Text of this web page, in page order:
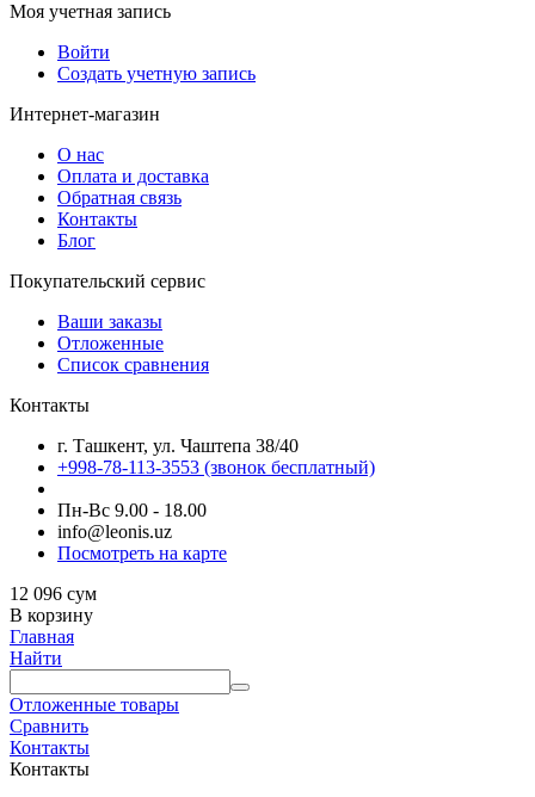
Моя учетная запись
Войти
Создать учетную запись
Интернет-магазин
О нас
Оплата и доставка
Обратная связь
Контакты
Блог
Покупательский сервис
Ваши заказы
Отложенные
Список сравнения
Контакты
г. Ташкент, ул. Чаштепа 38/40
+998-78-113-3553 (звонок бесплатный)
Пн-Вс 9.00 - 18.00
info@leonis.uz
Посмотреть на карте
12 096 сум
В корзину
Главная
Найти
Отложенные товары
Сравнить
Контакты
Контакты